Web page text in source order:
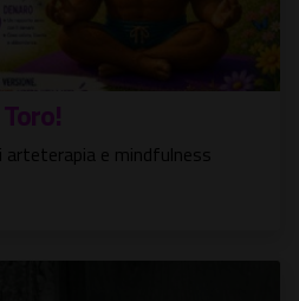
arteterapia e mindfulness